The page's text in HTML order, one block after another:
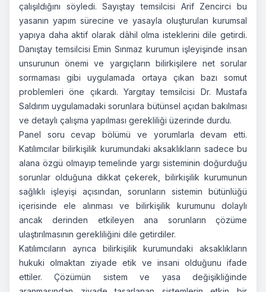
çalışıldığını söyledi. Sayıştay temsilcisi Arif Zencirci bu
yasanın yapım sürecine ve yasayla oluşturulan kurumsal
yapıya daha aktif olarak dâhil olma isteklerini dile getirdi.
Danıştay temsilcisi Emin Sınmaz kurumun işleyişinde insan
unsurunun önemi ve yargıçların bilirkişilere net sorular
sormaması gibi uygulamada ortaya çıkan bazı somut
problemleri öne çıkardı. Yargıtay temsilcisi Dr. Mustafa
Saldırım uygulamadaki sorunlara bütünsel açıdan bakılması
ve detaylı çalışma yapılması gerekliliği üzerinde durdu.
Panel soru cevap bölümü ve yorumlarla devam etti.
Katılımcılar bilirkişilik kurumundaki aksaklıkların sadece bu
alana özgü olmayıp temelinde yargı sisteminin doğurduğu
sorunlar olduğuna dikkat çekerek, bilirkişilik kurumunun
sağlıklı işleyişi açısından, sorunların sistemin bütünlüğü
içerisinde ele alınması ve bilirkişilik kurumunu dolaylı
ancak derinden etkileyen ana sorunların çözüme
ulaştırılmasının gerekliliğini dile getirdiler.
Katılımcıların ayrıca bilirkişilik kurumundaki aksaklıkların
hukuki olmaktan ziyade etik ve insani olduğunu ifade
ettiler. Çözümün sistem ve yasa değişikliğinde